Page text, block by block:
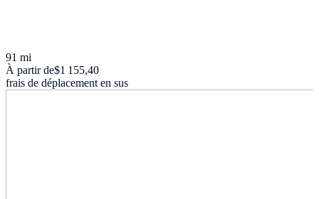
91 mi
À partir de$1 155,40
frais de déplacement en sus